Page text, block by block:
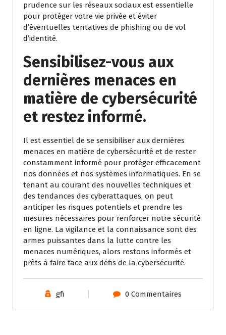
prudence sur les réseaux sociaux est essentielle
pour protéger votre vie privée et éviter
d’éventuelles tentatives de phishing ou de vol
d’identité.
Sensibilisez-vous aux
dernières menaces en
matière de cybersécurité
et restez informé.
Il est essentiel de se sensibiliser aux dernières
menaces en matière de cybersécurité et de rester
constamment informé pour protéger efficacement
nos données et nos systèmes informatiques. En se
tenant au courant des nouvelles techniques et
des tendances des cyberattaques, on peut
anticiper les risques potentiels et prendre les
mesures nécessaires pour renforcer notre sécurité
en ligne. La vigilance et la connaissance sont des
armes puissantes dans la lutte contre les
menaces numériques, alors restons informés et
prêts à faire face aux défis de la cybersécurité.
gfi 0 Commentaires